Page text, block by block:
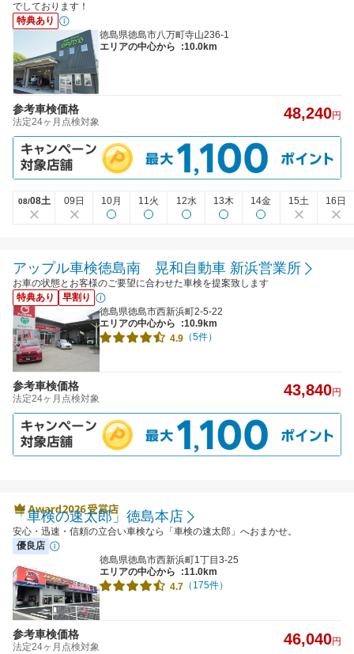
でしております！
特典あり
徳島県徳島市八万町寺山236-1
エリアの中心から
:10.0km
参考車検価格
法定24ヶ月点検対象 48,240円
08/08土 09日 10月 11火 12水 13木 14金 15土 16日
アップル車検徳島南 晃和自動車 新浜営業所
お車の状態とお客様のご要望に合わせた車検を提案致します
特典あり
早割り
徳島県徳島市西新浜町2-5-22
エリアの中心から
:10.9km
4.9 （5件）
参考車検価格
法定24ヶ月点検対象 43,840円
「車検の速太郎」徳島本店
安心・迅速・信頼の立合い車検なら「車検の速太郎」へおまかせ。
優良店
徳島県徳島市西新浜町1丁目3-25
エリアの中心から
:11.0km
4.7 （175件）
参考車検価格
法定24ヶ月点検対象 46,040円